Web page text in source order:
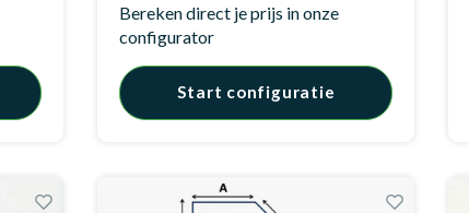
Bereken direct je prijs in onze
configurator
Start configuratie